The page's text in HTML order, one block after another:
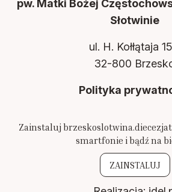
pw. Matki Bożej
Słotwinie
ul. H. Kołłątaja
32-800
Polityka
Zainstaluj
smartfonie i bądź na
ZAINSTALUJ